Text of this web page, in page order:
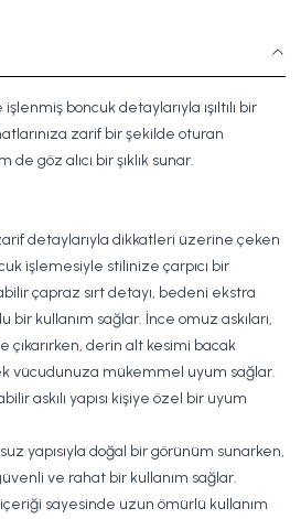
boncuk detaylarıyla ışıltılı bir
zarif bir şekilde oturan
göz alıcı bir şıklık sunar.
zarif detaylarıyla dikkatleri üzerine çeken
işlemesiyle stilinize çarpıcı bir
çapraz sırt detayı, bedeni ekstra
kullanım sağlar. İnce omuz askıları,
çıkarırken, derin alt kesimi bacak
vücudunuza mükemmel uyum sağlar.
askılı yapısı kişiye özel bir uyum
yapısıyla doğal bir görünüm sunarken,
ve rahat bir kullanım sağlar.
içeriği sayesinde uzun ömürlü kullanım